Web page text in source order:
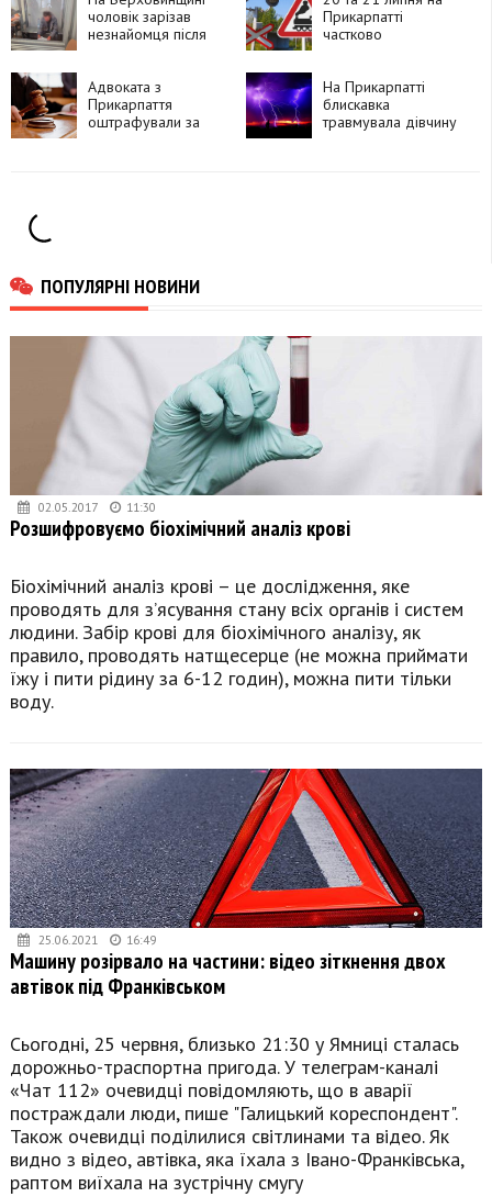
покупцям
чоловік зарізав
незнайомця після
намагався видати
вбивство за
самогубство
Прикарпатті
частково
залізничні переїзди
Адвоката з
Прикарпаття
оштрафували за
На Прикарпатті
блискавка
травмувала дівчину
ПОПУЛЯРНІ НОВИНИ
02.05.2017 11:30
Розшифровуємо біохімічний аналіз крові
Біохімічний аналіз крові – це дослідження, яке
проводять для з’ясування стану всіх органів і систем
людини. Забір крові для біохімічного аналізу, як
правило, проводять натщесерце (не можна приймати
їжу і пити рідину за 6-12 годин), можна пити тільки
воду.
25.06.2021 16:49
Машину розірвало на частини: відео зіткнення двох
автівок під Франківськом
Сьогодні, 25 червня, близько 21:30 у Ямниці сталась
дорожньо-траспортна пригода. У телеграм-каналі
«Чат 112» очевидці повідомляють, що в аварії
постраждали люди, пише "Галицький кореспондент".
Також очевидці поділилися світлинами та відео. Як
видно з відео, автівка, яка їхала з Івано-Франківська,
раптом виїхала на зустрічну смугу